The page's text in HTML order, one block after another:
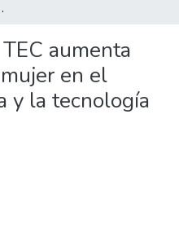
la ciencia y la tecnología
aumenta
en el
y la tecnología